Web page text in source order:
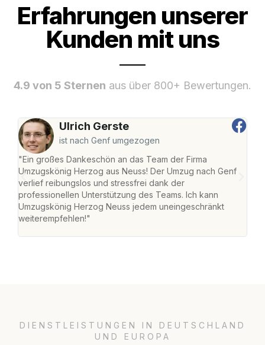
Erfahrungen unserer
Kunden mit uns
4.9 von 5 Sternen aus über 800+ Bewertungen.
Ulrich Gerste
ist nach Genf umgezogen
"Ein großes Dankeschön an das Team der Firma
Umzugskönig Herzog aus Neuss! Der Umzug nach Genf
verlief reibungslos und stressfrei dank der
professionellen Unterstützung des Teams. Ich kann
Umzugskönig Herzog Neuss jedem uneingeschränkt
weiterempfehlen!"
DIENSTLEISTUNGEN IN DEUTSCHLAND
UND EUROPA